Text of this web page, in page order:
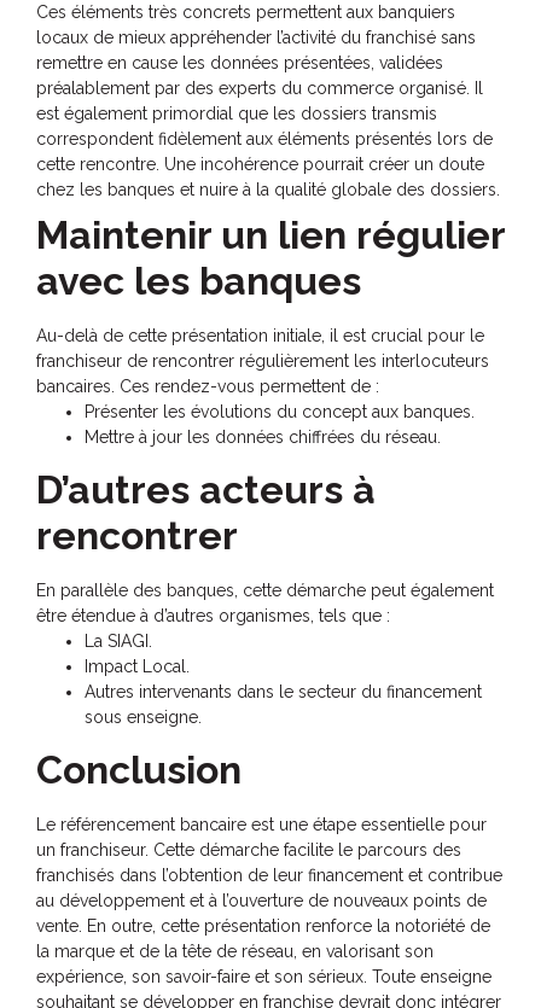
Ces éléments très concrets permettent aux banquiers
locaux de mieux appréhender l’activité du franchisé sans
remettre en cause les données présentées, validées
préalablement par des experts du commerce organisé. Il
est également primordial que les dossiers transmis
correspondent fidèlement aux éléments présentés lors de
cette rencontre. Une incohérence pourrait créer un doute
chez les banques et nuire à la qualité globale des dossiers.
Maintenir un lien régulier
avec les banques
Au-delà de cette présentation initiale, il est crucial pour le
franchiseur de rencontrer régulièrement les interlocuteurs
bancaires. Ces rendez-vous permettent de :
Présenter les évolutions du concept aux banques.
Mettre à jour les données chiffrées du réseau.
D’autres acteurs à
rencontrer
En parallèle des banques, cette démarche peut également
être étendue à d’autres organismes, tels que :
La SIAGI.
Impact Local.
Autres intervenants dans le secteur du financement
sous enseigne.
Conclusion
Le référencement bancaire est une étape essentielle pour
un franchiseur. Cette démarche facilite le parcours des
franchisés dans l’obtention de leur financement et contribue
au développement et à l’ouverture de nouveaux points de
vente. En outre, cette présentation renforce la notoriété de
la marque et de la tête de réseau, en valorisant son
expérience, son savoir-faire et son sérieux. Toute enseigne
souhaitant se développer en franchise devrait donc intégrer